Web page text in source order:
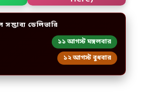
ডেলিভারি
১১ আগস্ট মঙ্গলবার
১২ আগস্ট বুধবার